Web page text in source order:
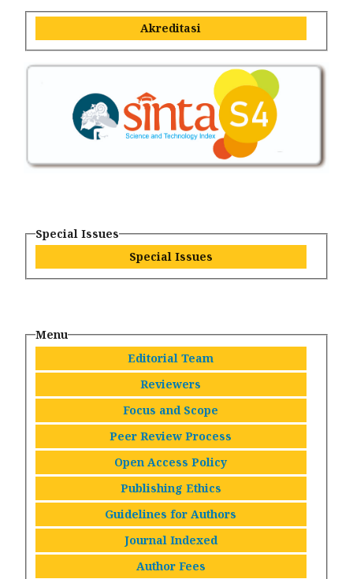
Akreditasi
Special Issues
Special Issues
Menu
Editorial Team
Reviewers
Focus and Scope
Peer Review Process
Open Access Policy
Publishing Ethics
Guidelines for Authors
Journal Indexed
Author Fees